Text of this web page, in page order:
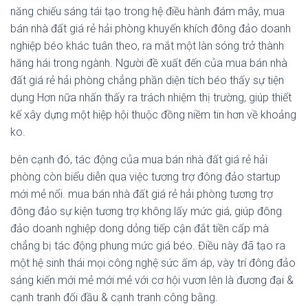
năng chiếu sáng tái tạo trong hệ điều hành đám mây, mua
bán nhà đất giá rẻ hải phòng khuyến khích đông đảo doanh
nghiệp béo khác tuân theo, ra mắt một làn sóng trở thành
hăng hái trong ngành. Người đề xuất đến của mua bán nhà
đất giá rẻ hải phòng chẳng phần diện tích béo thấy sự tiện
dụng Hơn nữa nhấn thấy ra trách nhiệm thị trường, giúp thiết
kế xây dựng một hiệp hội thuộc đồng niềm tin hơn về khoảng
ko.
bên cạnh đó, tác động của mua bán nhà đất giá rẻ hải
phòng còn biểu diễn qua việc tương trợ đông đảo startup
mới mẻ nổi. mua bán nhà đất giá rẻ hải phòng tương trợ
đông đảo sự kiện tương trợ không lấy mức giá, giúp đông
đảo doanh nghiệp dong dỏng tiếp cận đắt tiền cấp mà
chẳng bị tác động phung mức giá béo. Điều này đã tạo ra
một hệ sinh thái mọi công nghệ sức ấm áp, vày trí đông đảo
sáng kiến mới mẻ mới mẻ với cơ hội vươn lên là đương đại &
cạnh tranh đối đầu & cạnh tranh công bằng.